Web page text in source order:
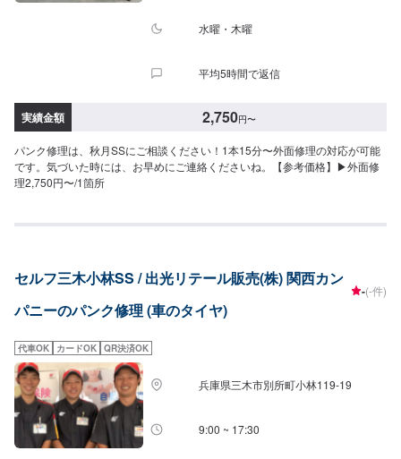
水曜・木曜
平均5時間で返信
実績金額 2,750円〜
パンク修理は、秋月SSにご相談ください！1本15分〜外面修理の対応が可能
です。気づいた時には、お早めにご連絡くださいね。【参考価格】▶︎外面修
理2,750円〜/1箇所
セルフ三木小林SS / 出光リテール販売(株) 関西カン
パニーのパンク修理 (車のタイヤ)
-(-件)
代車OK カードOK QR決済OK
兵庫県三木市別所町小林119-19
9:00 ~ 17:30